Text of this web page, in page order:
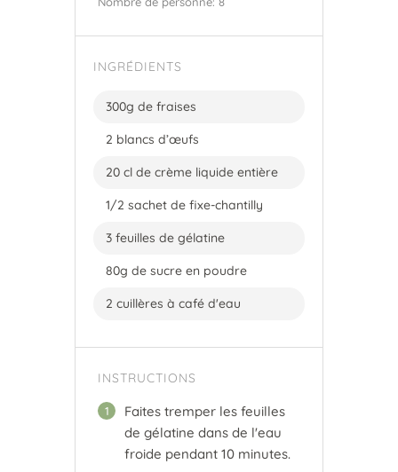
INGRÉDIENTS
300g de fraises
2 blancs d’œufs
20 cl de crème liquide entière
1/2 sachet de fixe-chantilly
3 feuilles de gélatine
80g de sucre en poudre
2 cuillères à café d'eau
INSTRUCTIONS
1
Faites tremper les feuilles
de gélatine dans de l'eau
froide pendant 10 minutes.